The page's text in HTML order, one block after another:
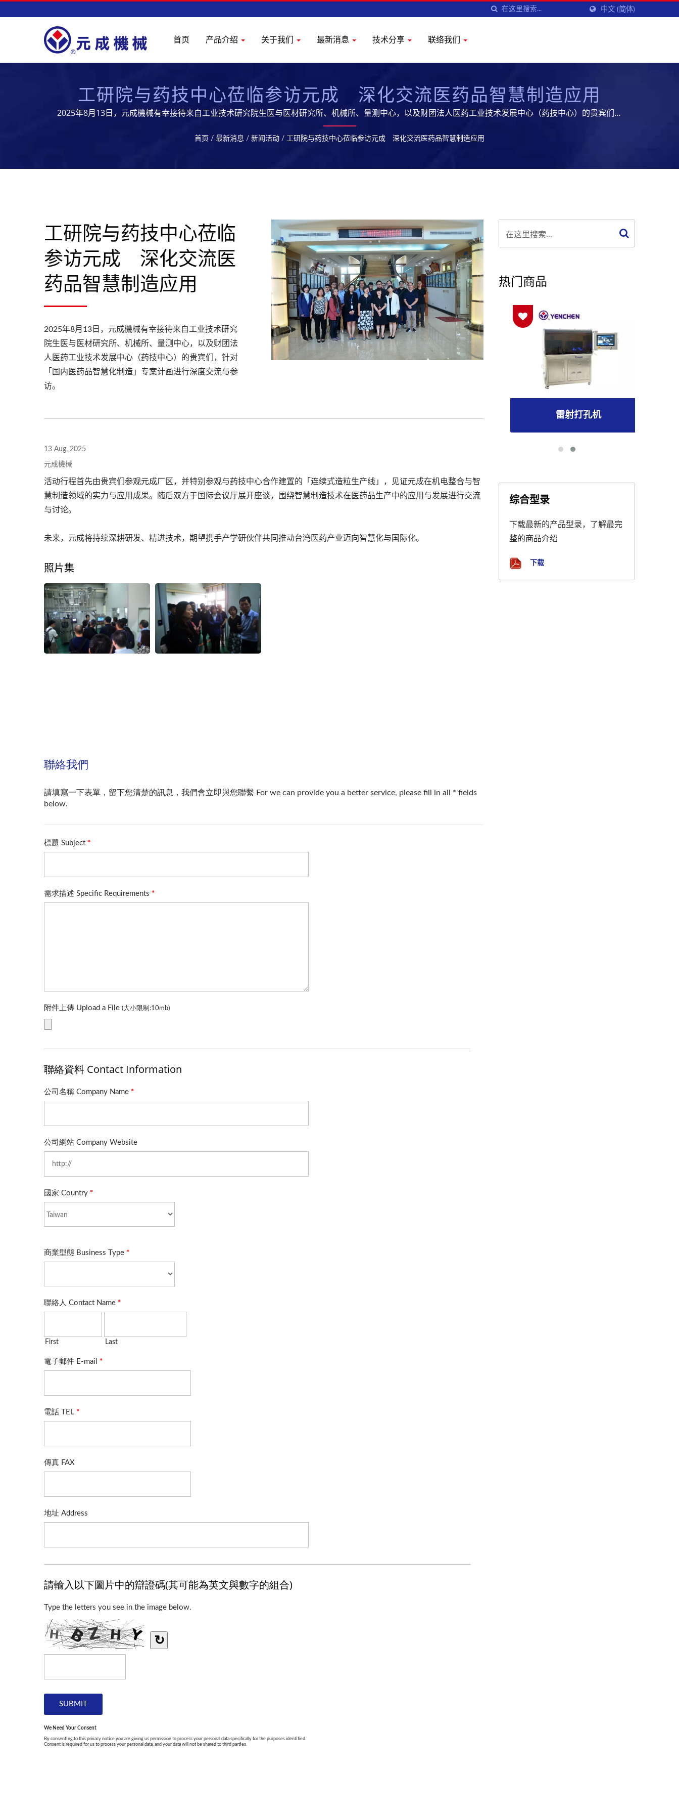
中文 (简体)
首页 产品介绍 关于我们 最新消息 技术分享 联络我们
工研院与药技中心莅临参访元成 深化交流医药品智慧制造应用
2025年8月13日，元成機械有幸接待来自工业技术研究院生医与医材研究所、机械所、量测中心，以及财团法人医药工业技术发展中心（药技中心）的贵宾们，
针对「国内医药品智慧化制造」专案计画进行深度交流与参访。 元成拥有专业的研发团队,提供优质的生技制药设备及服务,开拓全球市场
首页 / 最新消息 / 新闻活动 / 工研院与药技中心莅临参访元成 深化交流医药品智慧制造应用
工研院与药技中心莅临
参访元成 深化交流医
药品智慧制造应用
2025年8月13日，元成機械有幸接待来自工业技术研究
院生医与医材研究所、机械所、量测中心，以及财团法
人医药工业技术发展中心（药技中心）的贵宾们，针对
「国内医药品智慧化制造」专案计画进行深度交流与参
访。
13 Aug, 2025
元成機械
活动行程首先由贵宾们参观元成厂区，并特别参观与药技中心合作建置的「连续式造粒生产线」，见证元成在机电整合与智
慧制造领域的实力与应用成果。随后双方于国际会议厅展开座谈，围绕智慧制造技术在医药品生产中的应用与发展进行交流
与讨论。
未来，元成将持续深耕研发、精进技术，期望携手产学研伙伴共同推动台湾医药产业迈向智慧化与国际化。
照片集
热门商品
雷射打孔机
综合型录
下载最新的产品型录，了解最完
整的商品介绍
下载